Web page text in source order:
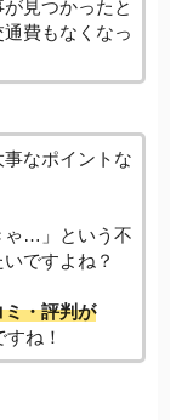
見つかったと
費もなくなっ
なポイントな
ゃ…」という不
ですよね？
ミ・評判が
ね！